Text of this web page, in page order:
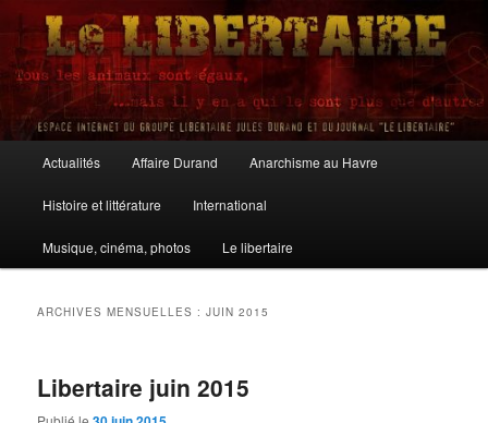
Aller
contenu
principal
Aller
contenu
secondaire
Le Libertaire
principal
Actualités Affaire Durand Anarchisme au Havre
Histoire et littérature International
Musique, cinéma, photos Le libertaire
ARCHIVES MENSUELLES :JUIN 2015
Libertaire juin 2015